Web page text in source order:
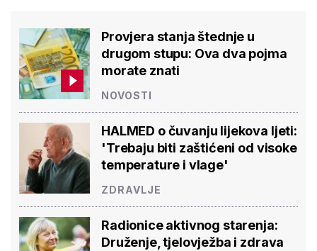
Provjera stanja štednje u
drugom stupu: Ova dva pojma
morate znati
NOVOSTI
HALMED o čuvanju lijekova ljeti:
'Trebaju biti zaštićeni od visoke
temperature i vlage'
ZDRAVLJE
Radionice aktivnog starenja:
Druženje, tjelovježba i zdrava